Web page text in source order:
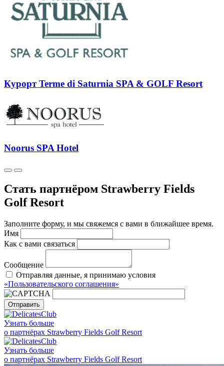
Курорт Terme di Saturnia SPA & GOLF Resort
Noorus SPA Hotel
Стать партнёром Strawberry Fields
Golf Resort
Заполните форму, и мы свяжемся с вами в ближайшее время.
Имя
Как с вами связаться
Сообщение
Отправляя данные, я принимаю условия
«Пользовательского соглашения»
Отправить
Узнать больше
о партнёрах Strawberry Fields Golf Resort
Узнать больше
о партнёрах Strawberry Fields Golf Resort